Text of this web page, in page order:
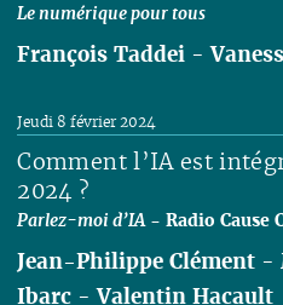
Le numérique pour tous
François Taddei -
Lire
Comment l’IA est
2024 ?
Parlez-moi d’IA- Radio Cause
Jeudi 8 février 2024
Jean-Philippe Clément -
Ibarc -Valentin Hacault